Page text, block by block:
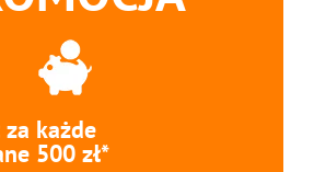
za każde
500 zł*